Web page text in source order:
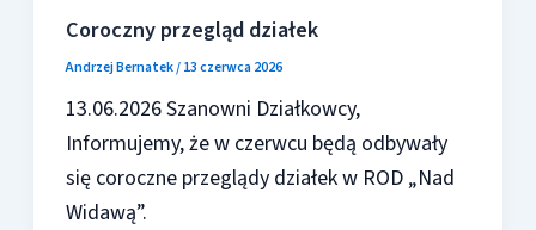
Coroczny przegląd działek
Andrzej Bernatek/13 czerwca 2026
13.06.2026 Szanowni Działkowcy,
Informujemy, że w czerwcu będą odbywały
się coroczne przeglądy działek w ROD „Nad
Widawą”.